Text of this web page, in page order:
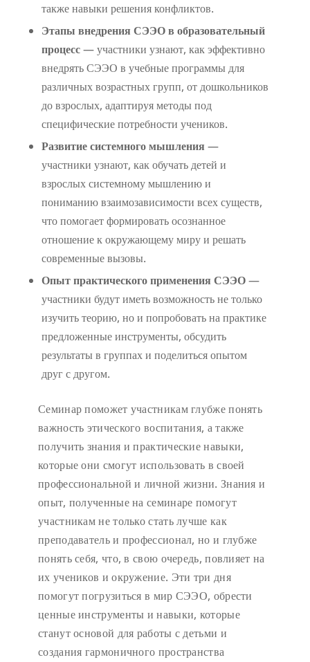
также навыки решения конфликтов.
Этапы внедрения СЭЭО в образовательный
процесс— участники узнают, как эффективно
внедрять СЭЭО в учебные программы для
различных возрастных групп, от дошкольников
до взрослых, адаптируя методы под
специфические потребности учеников.
Развитие системного мышления —
участники узнают, как обучать детей и
взрослых системному мышлению и
пониманию взаимозависимости всех существ,
что помогает формировать осознанное
отношение к окружающему миру и решать
современные вызовы.
Опыт практического применения СЭЭО—
участники будут иметь возможность не только
изучить теорию, но и попробовать на практике
предложенные инструменты, обсудить
результаты в группах и поделиться опытом
друг с другом.
Семинар поможет участникам глубже понять
важность этического воспитания, а также
получить знания и практические навыки,
которые они смогут использовать в своей
профессиональной и личной жизни. Знания и
опыт, полученные на семинаре помогут
участникам не только стать лучше как
преподаватель и профессионал, но и глубже
понять себя, что, в свою очередь, повлияет на
их учеников и окружение. Эти три дня
помогут погрузиться в мир СЭЭО, обрести
ценные инструменты и навыки, которые
станут основой для работы с детьми и
создания гармоничного пространства